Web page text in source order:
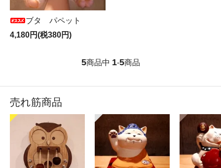
ブタ パペット
4,180円(税380円)
5商品中 1-5商品
売れ筋商品